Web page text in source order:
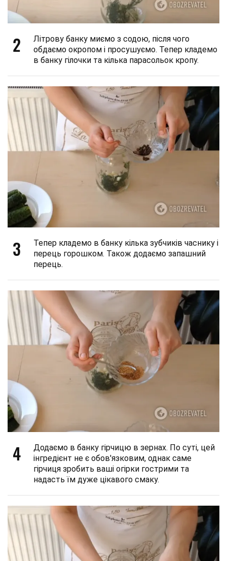
2
Літрову банку миємо з содою, після чого
обдаємо окропом і просушуємо. Тепер кладемо
в банку гілочки та кілька парасольок кропу.
3
Тепер кладемо в банку кілька зубчиків часнику і
перець горошком. Також додаємо запашний
перець.
4
Додаємо в банку гірчицю в зернах. По суті, цей
інгредієнт не є обов'язковим, однак саме
гірчиця зробить ваші огірки гострими та
надасть їм дуже цікавого смаку.